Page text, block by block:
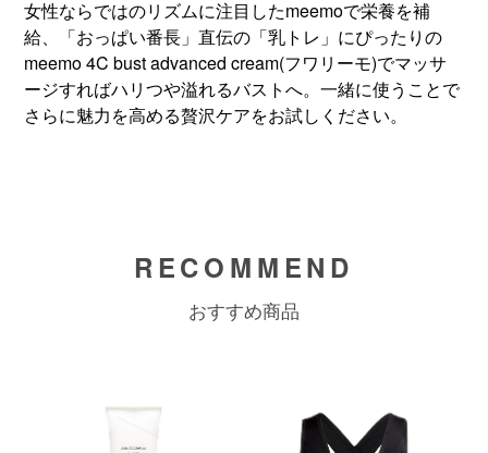
女性ならではのリズムに注目したmeemoで栄養を補
給、「おっぱい番長」直伝の「乳トレ」にぴったりの
meemo 4C bust advanced cream(フワリーモ)でマッサ
ージすればハリつや溢れるバストへ。一緒に使うことで
さらに魅力を高める贅沢ケアをお試しください。
RECOMMEND
おすすめ商品